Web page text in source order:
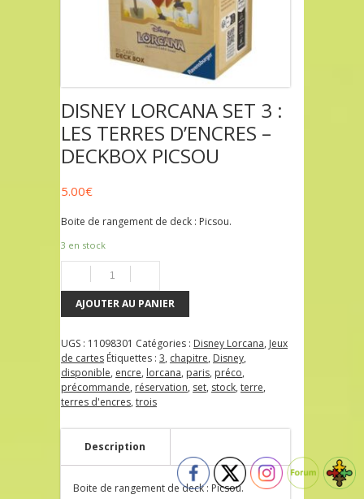
DISNEY LORCANA SET 3 :
LES TERRES D’ENCRES –
DECKBOX PICSOU
5.00€
Boite de rangement de deck : Picsou.
3 en stock
AJOUTER AU PANIER
UGS : 11098301 Catégories : Disney Lorcana, Jeux
de cartes Étiquettes : 3, chapitre, Disney,
disponible, encre, lorcana, paris, préco,
précommande, réservation, set, stock, terre,
terres d'encres, trois
Description
Boite de rangement de deck : Picsou.